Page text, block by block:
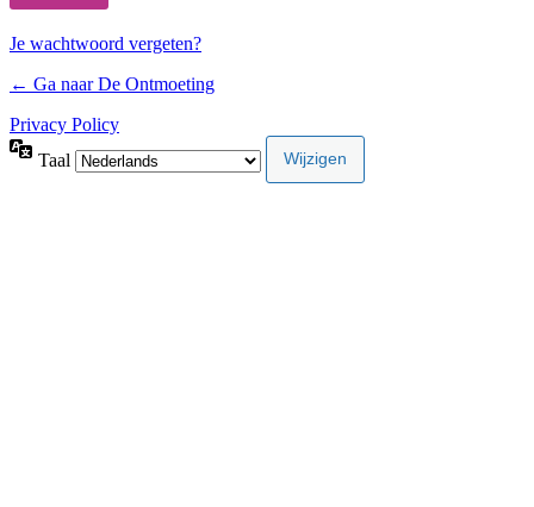
Je wachtwoord vergeten?
← Ga naar De Ontmoeting
Privacy Policy
Taal